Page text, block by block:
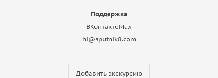
Поддержка
ВКонтактеMax
hi@sputnik8.com
Добавить экскурсию